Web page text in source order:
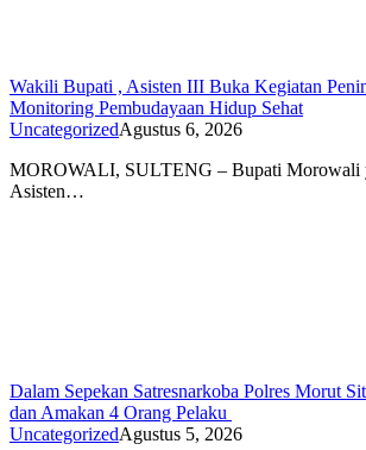
Wakili Bupati , Asisten III Buka Kegiatan
Monitoring Pembudayaan Hidup Sehat
UncategorizedAgustus 6, 2026
MOROWALI, SULTENG – Bupati Morowali
Asisten…
Dalam Sepekan Satresnarkoba Polres Morut
dan Amakan 4 Orang Pelaku
UncategorizedAgustus 5, 2026